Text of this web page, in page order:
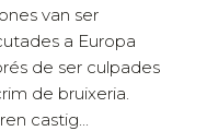
van ser
a Europa
de ser culpades
de bruixeria.
castig...